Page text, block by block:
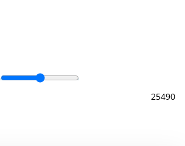
25490